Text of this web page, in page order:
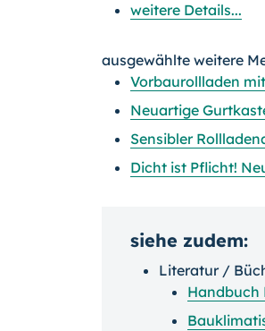
weitere Details...
ausgewählte weitere
Vorbaurollladen
Neuartige
Sensibler
Dicht ist Pflicht!
siehe zudem:
Literatur /
Handbuch